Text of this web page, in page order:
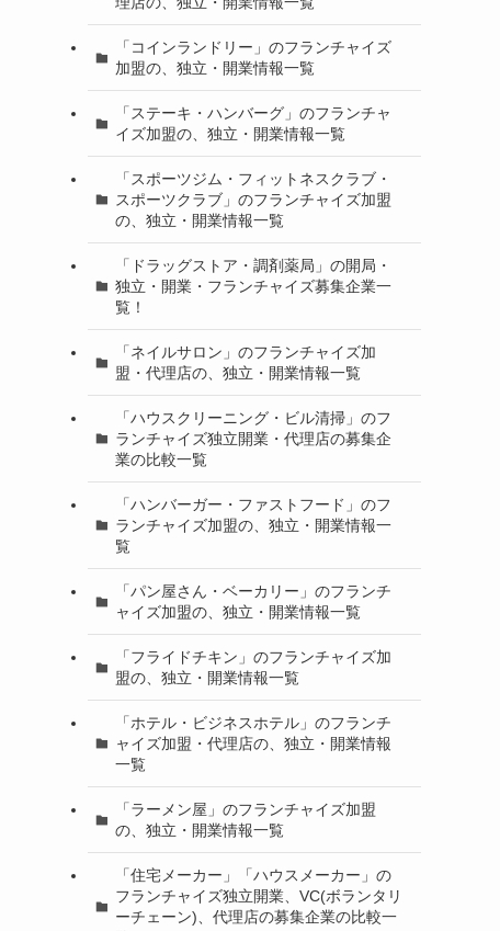
「コインランドリー」のフランチャイズ
加盟の、独立・開業情報一覧
「ステーキ・ハンバーグ」のフランチャ
イズ加盟の、独立・開業情報一覧
「スポーツジム・フィットネスクラブ・
スポーツクラブ」のフランチャイズ加盟
の、独立・開業情報一覧
「ドラッグストア・調剤薬局」の開局・
独立・開業・フランチャイズ募集企業一
覧！
「ネイルサロン」のフランチャイズ加
盟・代理店の、独立・開業情報一覧
「ハウスクリーニング・ビル清掃」のフ
ランチャイズ独立開業・代理店の募集企
業の比較一覧
「ハンバーガー・ファストフード」のフ
ランチャイズ加盟の、独立・開業情報一
覧
「パン屋さん・ベーカリー」のフランチ
ャイズ加盟の、独立・開業情報一覧
「フライドチキン」のフランチャイズ加
盟の、独立・開業情報一覧
「ホテル・ビジネスホテル」のフランチ
ャイズ加盟・代理店の、独立・開業情報
一覧
「ラーメン屋」のフランチャイズ加盟
の、独立・開業情報一覧
「住宅メーカー」「ハウスメーカー」の
フランチャイズ独立開業、VC(ボランタリ
ーチェーン)、代理店の募集企業の比較一